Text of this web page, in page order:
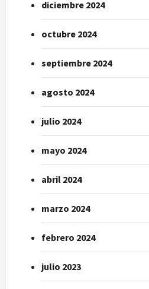
diciembre 2024
octubre 2024
septiembre 2024
agosto 2024
julio 2024
mayo 2024
abril 2024
marzo 2024
febrero 2024
julio 2023